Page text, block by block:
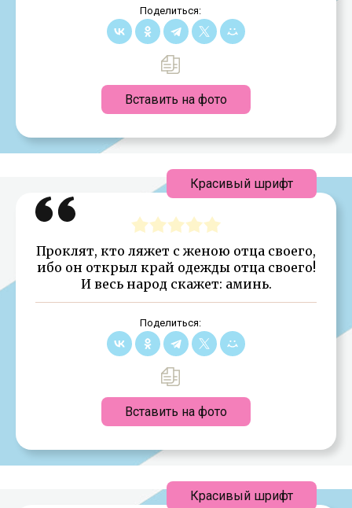
Поделиться:
Вставить на фото
Проклят, кто ляжет с женою отца своего,
ибо он открыл край одежды отца своего!
И весь народ скажет: аминь.
Поделиться:
Вставить на фото
Красивый шрифт
Красивый шрифт